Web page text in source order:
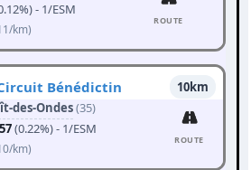
- 1/ESM
km)
ROUTE
Bénédictin
10km
des-Ondes(35)
(0.22%) - 1/ESM
km)
ROUTE